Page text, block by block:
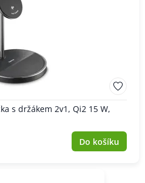
s držákem 2v1, Qi2 15 W,
Do košíku